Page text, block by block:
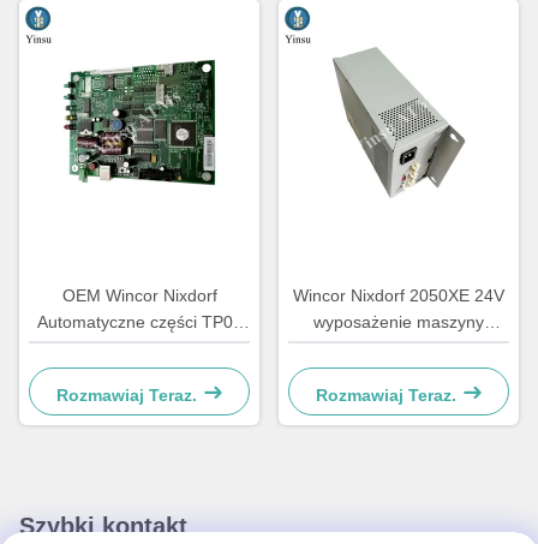
OEM Wincor Nixdorf
Automatyczne części TP07
Kwitancja drukarka Główna
tablica sterownika PCB
01750063547
Rozmawiaj Teraz.
Wincor Nixdorf 2050XE 24V
wyposażenie maszyny
bankomatu
Rozmawiaj Teraz.
Szybki kontakt